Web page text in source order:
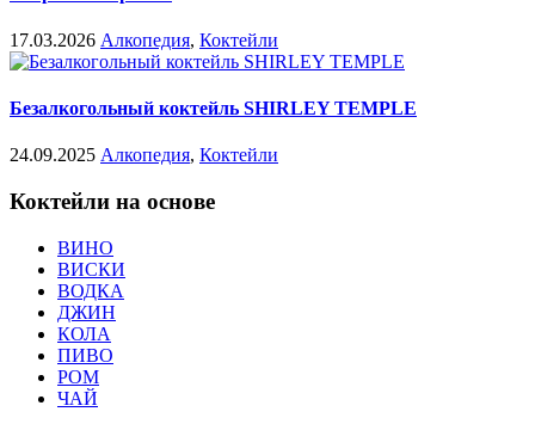
17.03.2026 Алкопедия, Коктейли
Безалкогольный коктейль SHIRLEY TEMPLE
24.09.2025 Алкопедия, Коктейли
Коктейли на основе
ВИНО
ВИСКИ
ВОДКА
ДЖИН
КОЛА
ПИВО
РОМ
ЧАЙ